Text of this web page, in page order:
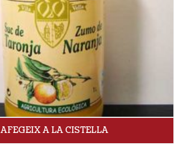
AFEGEIX A LA CISTELLA